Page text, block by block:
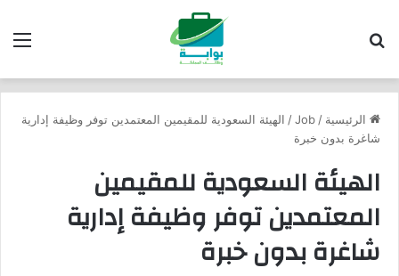
الرئيسية /
Job
/ الهيئة السعودية للمقيمين المعتمدين توفر وظيفة إدارية
شاغرة بدون خبرة
الهيئة السعودية للمقيمين
المعتمدين توفر وظيفة إدارية
شاغرة بدون خبرة